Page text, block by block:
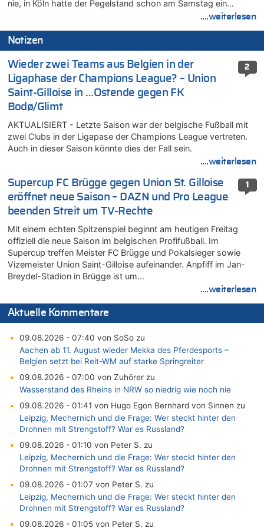
nie, in Köln hatte der Pegelstand schon am Samstag ein…
....weiterlesen
Notizen
2
Wieder zwei Teams aus Belgien in der
Ligaphase der Champions League? – Union
Saint-Gilloise in …Ostende gegen FK
Bodø/Glimt
AKTUALISIERT - Letzte Saison war der belgische Fußball mit
zwei Clubs in der Ligapase der Champions League vertreten.
Auch in dieser Saison könnte dies der Fall sein.
....weiterlesen
1
Supercup FC Brügge gegen Union St. Gilloise
eröffnet neue Saison – DAZN und Pro League
beenden Streit um TV-Rechte
Mit einem echten Spitzenspiel beginnt am heutigen Freitag
offiziell die neue Saison im belgischen Profifußball. Im
Supercup treffen Meister FC Brügge und Pokalsieger sowie
Vizemeister Union Saint-Gilloise aufeinander. Anpfiff im Jan-
Breydel-Stadion in Brügge ist um…
....weiterlesen
Aktuelle Kommentare
09.08.2026 - 07:40 von SoSo zu
Aachen ab 11. August wieder Mekka des Pferdesports –
Belgien setzt bei Reit-WM auf starke Springreiter
09.08.2026 - 07:00 von Zuhörer zu
Wasserstand des Rheins in NRW so niedrig wie noch nie
09.08.2026 - 01:41 von Hugo Egon Bernhard von Sinnen zu
Leipzig, Mechernich und die Frage: Wer steckt hinter den
Drohnen mit Strengstoff? War es Russland?
09.08.2026 - 01:10 von Peter S. zu
Leipzig, Mechernich und die Frage: Wer steckt hinter den
Drohnen mit Strengstoff? War es Russland?
09.08.2026 - 01:07 von Peter S. zu
Leipzig, Mechernich und die Frage: Wer steckt hinter den
Drohnen mit Strengstoff? War es Russland?
09.08.2026 - 01:05 von Peter S. zu